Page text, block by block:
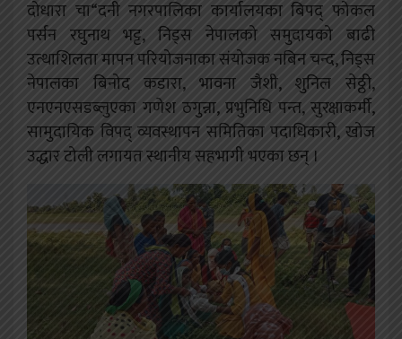
दोधारा चा“दनी नगरपालिका कार्यालयका बिपद् फोकल
पर्सन रघुनाथ भट्ट, निड्स नेपालको समुदायको बाढी
उत्थाशिलता मापन परियोजनाका संयोजक नबिन चन्द, निड्स
नेपालका बिनोद कडारा, भावना जैशी, शुनिल सेठ्ठी,
एनएनएसडब्लुएका गणेश ठगुन्ना, प्रभुनिधि पन्त, सुरक्षाकर्मी,
सामुदायिक विपद् व्यवस्थापन समितिका पदाधिकारी, खोज
उद्धार टोली लगायत स्थानीय सहभागी भएका छन् ।